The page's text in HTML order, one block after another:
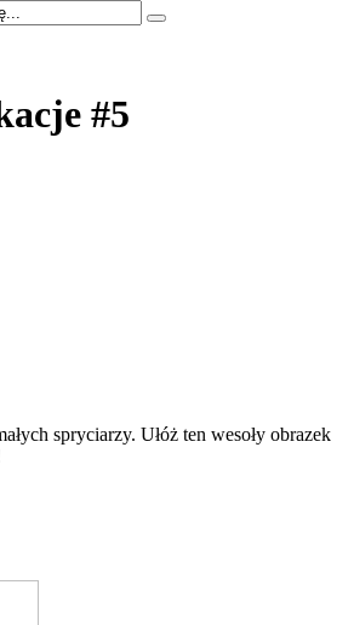
#5
spryciarzy. Ułóż ten wesoły obrazek